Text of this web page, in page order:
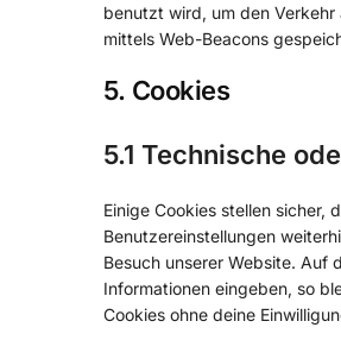
benutzt wird, um den
mittels Web-Beacons
5. Cookies
5.1 Technische
Einige Cookies stellen sicher,
Benutzereinstellungen
Besuch unserer Website. Auf
Informationen eingeben, so
Cookies ohne deine